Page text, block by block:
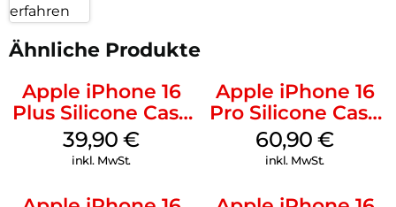
erfahren
Ähnliche Produkte
Apple iPhone 16
Plus Silicone Case
MagSafe Plum
39,90€
inkl. MwSt.
Apple iPhone 16
Pro Silicone Case
MagSafe Stone
Gray
60,90€
inkl. MwSt.